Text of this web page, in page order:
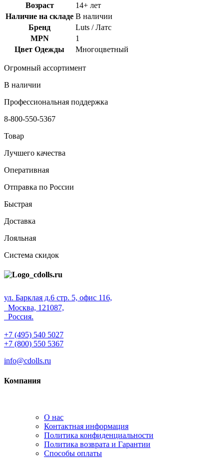
Возраст
14+ лет
Наличие на складе В наличии
Бренд
Luts / Латс
MPN
1
Цвет Одежды
Многоцветный
Огромный ассортимент
В наличии
Профессиональная поддержка
8-800-550-5367
Товар
Лучшего качества
Оперативная
Отправка по России
Быстрая
Доставка
Лояльная
Система скидок
ул. Барклая д.6 стр. 5, офис 116,
Москва, 121087,
Россия.
+7 (495) 540 5027
+7 (800) 550 5367
info@cdolls.ru
Компания
О нас
Контактная информация
Политика конфиденциальности
Политика возврата и Гарантии
Способы оплаты